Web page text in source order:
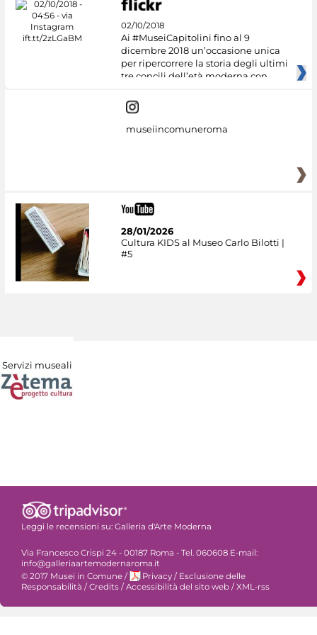
02/10/2018
Ai #MuseiCapitolini fino al 9
dicembre 2018 un’occasione unica
per ripercorrere la storia degli ultimi
tre concili dell’età moderna con
museiincomuneroma
28/01/2026
Cultura KIDS al Museo Carlo Bilotti |
#5
Servizi museali
Leggi le recensioni su: Galleria d'Arte Moderna
Via Francesco Crispi 24 - 00187 Roma - Tel. 060608 E-mail:
info@galleriaartemodernaroma.it
© 2017 Musei in Comune / Privacy / Esclusione delle
Responsabilità / Credits / Accessibilità del sito web / XML-rss